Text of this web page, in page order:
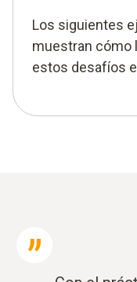
Los siguientes
muestran cómo
estos desafíos